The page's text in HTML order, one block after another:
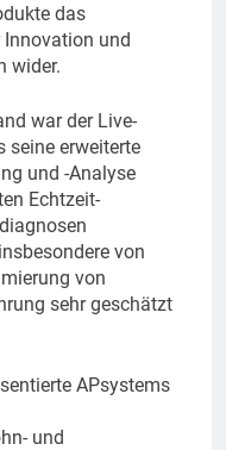
das
und
wider.
war der Live-
seine erweiterte
und -Analyse
Echtzeit-
von
von
sehr geschätzt
APsystems
und